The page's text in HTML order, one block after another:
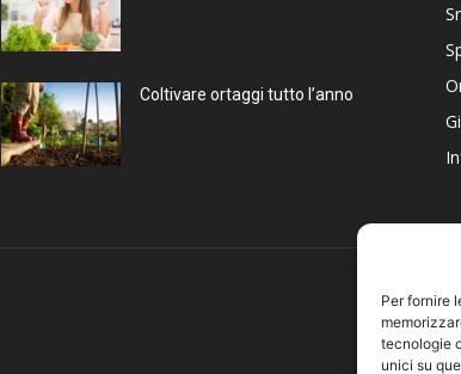
Per fornire
tecnologie
unici su
Coltivare ortaggi tutto l’anno